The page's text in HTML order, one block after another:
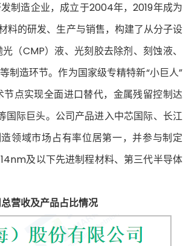
制造企业，成立于2004年，2019年成为
料的研发、生产与销售，构建了从分子设
（CMP）液、光刻胶去除剂、刻蚀液、
制造环节。作为国家级专精特新“小巨人”
点实现全面进口替代，金属残留控制达
际巨头。公司产品进入中芯国际、长江
领域市场占有率位居第一，并参与制定
及以下先进制程材料、第三代半导体
营收及产品占比情况